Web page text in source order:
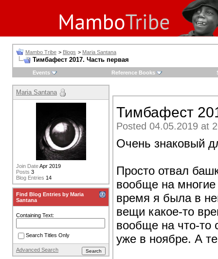
Mambo Tribe > Blogs > Maria Santana
Тимбафест 2017. Часть первая
Events Reference Books
Тимбафест
Posted 04.05.2019 at
Очень знаковый
Просто отвал
вообще на
время я была в
вещи какое-то
вообще на что-то
уже в ноябре. А
Maria Santana
Join DateApr 2019
Posts 3
Blog Entries 14
Find Blog Entries by Maria
Santana
Containing Text:
Search Titles Only
Advanced Search